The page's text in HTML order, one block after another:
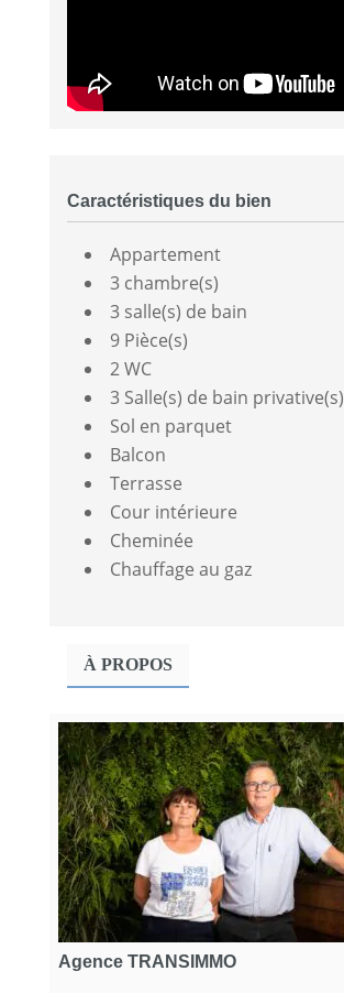
Caractéristiques du bien
Appartement
3 chambre(s)
3 salle(s) de bain
9 Pièce(s)
2 WC
3 Salle(s) de bain privative(s)
Sol en parquet
Balcon
Terrasse
Cour intérieure
Cheminée
Chauffage au gaz
À PROPOS
Agence TRANSIMMO